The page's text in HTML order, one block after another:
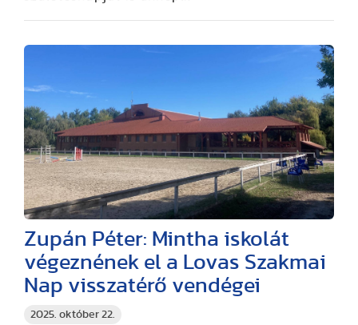
2025. október 22.
Zupán Péter: Mintha iskolát
végeznének el a Lovas Szakmai
Nap visszatérő vendégei